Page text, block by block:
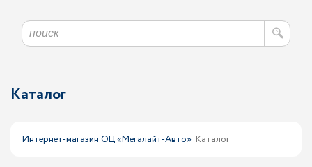
Каталог
Интернет-магазин ОЦ «Мегалайт-Авто» Каталог